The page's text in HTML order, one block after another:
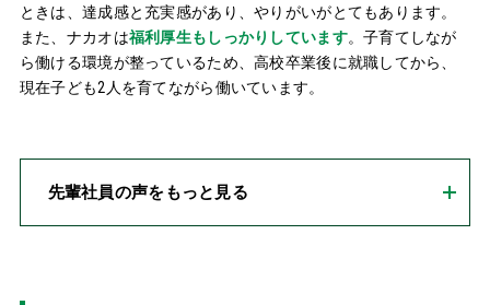
ときは、達成感と充実感があり、やりがいがとてもあります。
また、ナカオは福利厚生もしっかりしています。子育てしなが
ら働ける環境が整っているため、高校卒業後に就職してから、
現在子ども2人を育てながら働いています。
先輩社員の声をもっと見る